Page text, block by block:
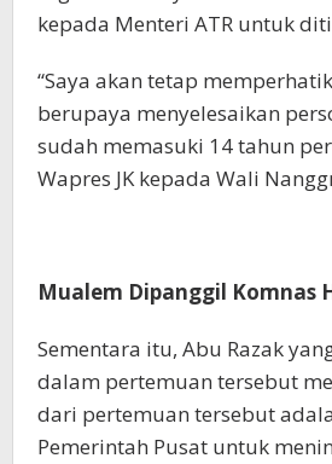
kepada Menteri ATR untuk
“Saya akan tetap
berupaya menyelesaikan
sudah memasuki 14 tahun
Wapres JK kepada Wali
Mualem Dipanggil Komnas
Sementara itu, Abu Razak
dalam pertemuan tersebut
dari pertemuan tersebut
Pemerintah Pusat untuk